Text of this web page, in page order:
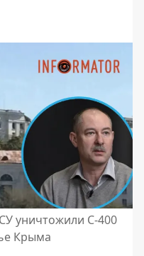
уничтожили С-400
Крыма